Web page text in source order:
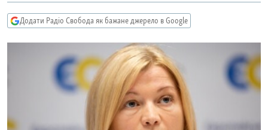
СПОРТ
ТИ ЯК?
КИТАЙ.ВИКЛИКИ
МУЛЬТИМЕДІА
СПЕЦПРОЄКТИ
Додати Радіо Свобода як бажане джерело в Google